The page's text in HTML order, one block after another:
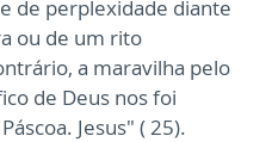
de perplexidade diante
ou de um rito
a maravilha pelo
de Deus nos foi
Jesus" ( 25).